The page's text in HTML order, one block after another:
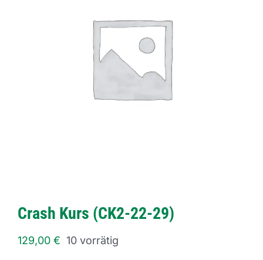
Crash Kurs (CK2-22-29)
129,00 € 10 vorrätig